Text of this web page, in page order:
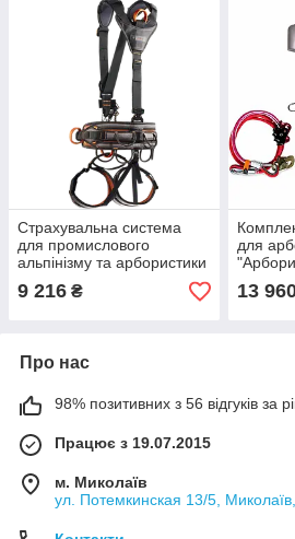
Страхувальна система
для промислового
альпінізму та арбористики
Skylotec Record Szt
9 216 ₴
для
13
Про нас
98% позитивних з 56 відгуків за
Працює з 19.07.2015
м. Миколаїв
ул. Потемкинская 13/5,